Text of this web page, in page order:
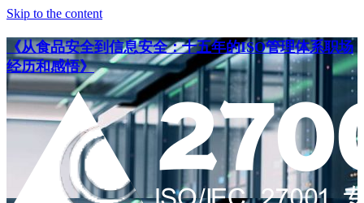
Skip to the content
《从食品安全到信息安全：十五年的ISO管理体系职场
经历和感悟》